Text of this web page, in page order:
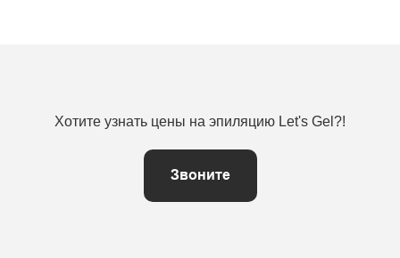
Хотите узнать цены на эпиляцию Let's Gel?!
Звоните